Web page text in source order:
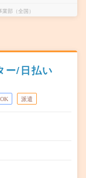
部（全国）
ー/日払い
派遣